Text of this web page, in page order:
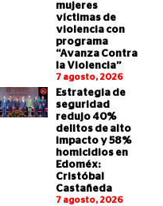
mujeres
víctimas de
violencia con
programa
“Avanza Contra
la Violencia”
7 agosto, 2026
Estrategia de
seguridad
redujo 40%
delitos de alto
impacto y 58%
homicidios en
Edoméx:
Cristóbal
Castañeda
7 agosto, 2026